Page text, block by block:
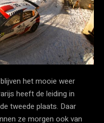
het mooie weer
heeft de leiding in
tweede plaats. Daar
ze morgen ook van